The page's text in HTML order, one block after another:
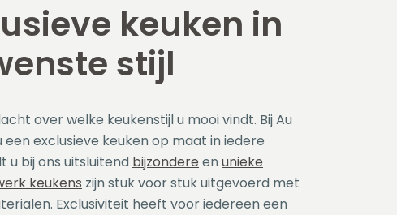
keuken in
stijl
over welke keukenstijl u mooi vindt. Bij Au
een exclusieve keuken op maat in iedere
u bij ons uitsluitend bijzondere enunieke
keukens zijn stuk voor stuk uitgevoerd met
Exclusiviteit heeft voor iedereen een